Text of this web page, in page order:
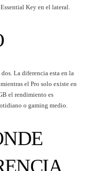
Key en el lateral.
La diferencia esta en la
el Pro solo existe en
el rendimiento es
o gaming medio.